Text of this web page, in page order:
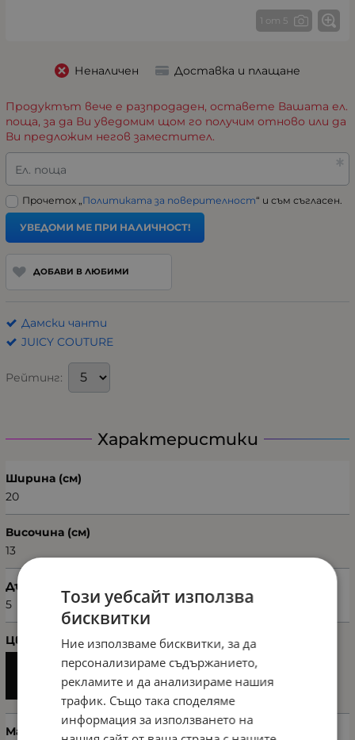
1 от 5
Неналичен Доставка и плащане
Продуктът вече е разпродаден, оставете Вашата ел.
поща, за да Ви уведомим щом го получим отново или да
Ви предложим негов заместител.
Ел. поща
Прочетох „Политиката за поверителност“ и съм съгласен.
УВЕДОМИ МЕ ПРИ НАЛИЧНОСТ!
ДОБАВИ В ЛЮБИМИ
Дамски чанти
JUICY COUTURE
Рейтинг:
Характеристики
Ширина (см)
20
Височина (см)
13
Дълбочина (см)
5
Цвят
Марка
Този уебсайт използва
бисквитки
Ние използваме бисквитки, за да
персонализираме съдържанието,
рекламите и да анализираме нашия
трафик. Също така споделяме
информация за използването на